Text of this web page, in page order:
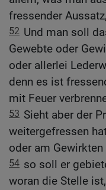
fressender
52 Und man soll
Gewebte oder
oder allerlei
denn es ist
mit Feuer
53 Sieht aber der
weitergefressen
oder am
54 so soll er
woran die Stelle